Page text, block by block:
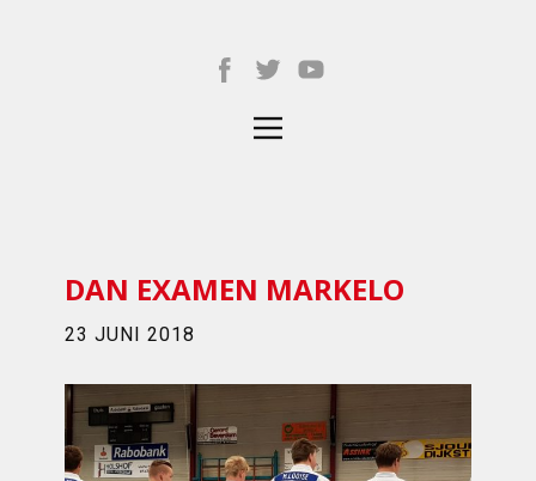
DAN EXAMEN MARKELO
23 JUNI 2018